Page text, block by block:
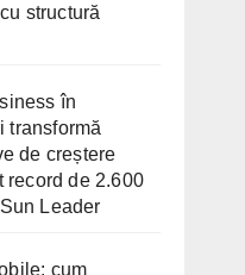
structură
în
transformă
de creștere
record de 2.600
Leader
cum